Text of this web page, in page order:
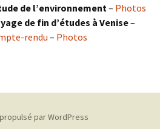
de l’environnement – Photos
de fin d’études à Venise–
rendu – Photos
par WordPress